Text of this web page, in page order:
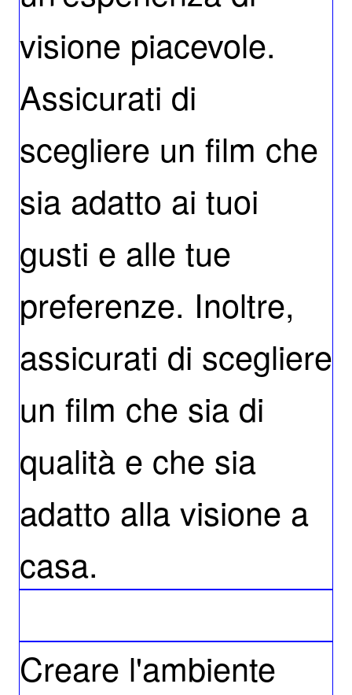
visione piacevole.
Assicurati di
scegliere un film che
sia adatto ai tuoi
gusti e alle tue
preferenze. Inoltre,
assicurati di scegliere
un film che sia di
qualità e che sia
adatto alla visione a
casa.
Creare l'ambiente